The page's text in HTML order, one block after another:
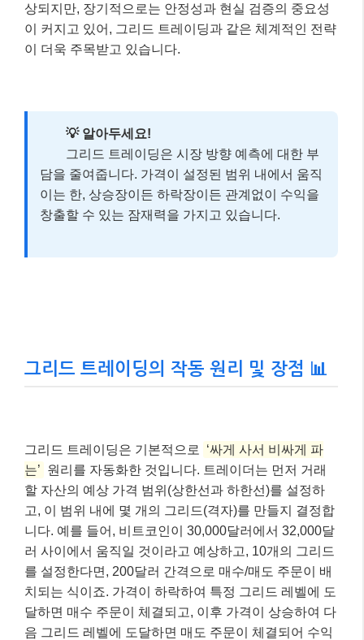
상되지만, 장기적으로는 안정성과 현실 검증의 중요성
이 커지고 있어, 그리드 트레이딩과 같은 체계적인 전략
이 더욱 주목받고 있습니다.
💡 알아두세요!
그리드 트레이딩은 시장 방향 예측에 대한 부
담을 줄여줍니다. 가격이 설정된 범위 내에서 움직
이는 한, 상승장이든 하락장이든 관계없이 수익을
창출할 수 있는 잠재력을 가지고 있습니다.
그리드 트레이딩의 작동 원리 및 장점 📊
그리드 트레이딩은 기본적으로
‘싸게 사서 비싸게 파
는’ 원리를 자동화한 것입니다. 트레이더는 먼저 거래
할 자산의 예상 가격 범위(상한선과 하한선)를 설정하
고, 이 범위 내에 몇 개의 그리드(격자)를 만들지 결정합
니다. 예를 들어, 비트코인이 30,000달러에서 32,000달
러 사이에서 움직일 것이라고 예상하고, 10개의 그리드
를 설정한다면, 200달러 간격으로 매수/매도 주문이 배
치되는 식이죠. 가격이 하락하여 특정 그리드 레벨에 도
달하면 매수 주문이 체결되고, 이후 가격이 상승하여 다
음 그리드 레벨에 도달하면 매도 주문이 체결되어 수익